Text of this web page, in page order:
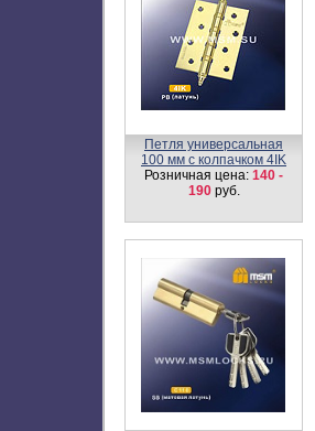
Петля универсальная
100 мм с колпачком 4IK
Розничная цена: 140 -
190руб.